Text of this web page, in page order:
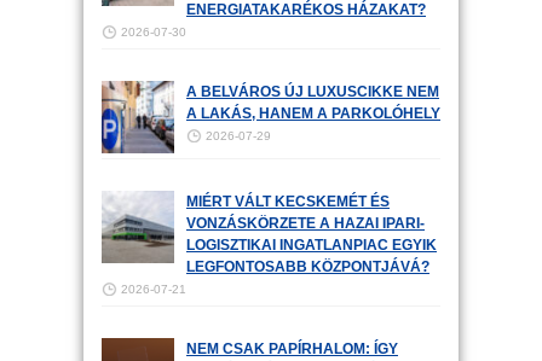
ENERGIATAKARÉKOS HÁZAKAT?
2026-07-30
A BELVÁROS ÚJ LUXUSCIKKE NEM
A LAKÁS, HANEM A PARKOLÓHELY
2026-07-29
MIÉRT VÁLT KECSKEMÉT ÉS
VONZÁSKÖRZETE A HAZAI IPARI-
LOGISZTIKAI INGATLANPIAC EGYIK
LEGFONTOSABB KÖZPONTJÁVÁ?
2026-07-21
NEM CSAK PAPÍRHALOM: ÍGY